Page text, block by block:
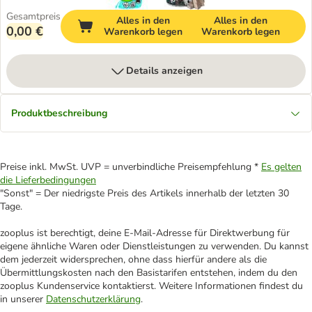
Gesamtpreis
0,00 €
Alles in den
Warenkorb legen
Alles in den
Warenkorb legen
Details anzeigen
Produktbeschreibung
Preise inkl. MwSt. UVP = unverbindliche Preisempfehlung * Es gelten
die Lieferbedingungen
"Sonst" = Der niedrigste Preis des Artikels innerhalb der letzten 30
Tage.
zooplus ist berechtigt, deine E-Mail-Adresse für Direktwerbung für
eigene ähnliche Waren oder Dienstleistungen zu verwenden. Du kannst
dem jederzeit widersprechen, ohne dass hierfür andere als die
Übermittlungskosten nach den Basistarifen entstehen, indem du den
zooplus Kundenservice kontaktierst. Weitere Informationen findest du
in unserer Datenschutzerklärung.